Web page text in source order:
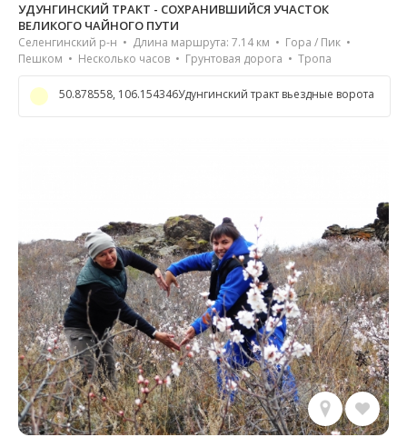
УДУНГИНСКИЙ ТРАКТ - СОХРАНИВШИЙСЯ УЧАСТОК
ВЕЛИКОГО ЧАЙНОГО ПУТИ
Селенгинский р-н • Длина маршрута: 7.14 км • Гора / Пик •
Пешком • Несколько часов • Грунтовая дорога • Тропа
50.878558, 106.154346Удунгинский тракт вьездные ворота